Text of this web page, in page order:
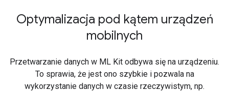
Optymalizacja pod kątem urządzeń
mobilnych
Przetwarzanie danych w ML Kit odbywa się na urządzeniu.
To sprawia, że jest ono szybkie i pozwala na
wykorzystanie danych w czasie rzeczywistym, np.